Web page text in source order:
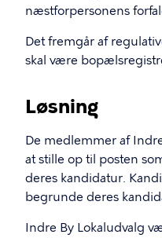
næstforpersonens
Det fremgår af
skal være
Løsning
De medlemmer af
at stille op til posten
deres kandidatur.
begrunde deres
Indre By Lokaludvalg